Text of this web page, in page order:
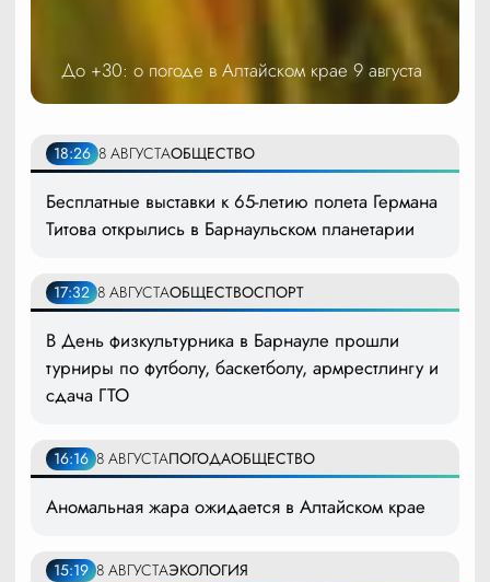
До +30: о погоде в Алтайском крае 9 августа
18:26 8 АВГУСТАОБЩЕСТВО
Бесплатные выставки к 65-летию полета Германа
Титова открылись в Барнаульском планетарии
17:32 8 АВГУСТАОБЩЕСТВОСПОРТ
В День физкультурника в Барнауле прошли
турниры по футболу, баскетболу, армрестлингу и
сдача ГТО
16:16 8 АВГУСТАПОГОДАОБЩЕСТВО
Аномальная жара ожидается в Алтайском крае
15:19 8 АВГУСТАЭКОЛОГИЯ